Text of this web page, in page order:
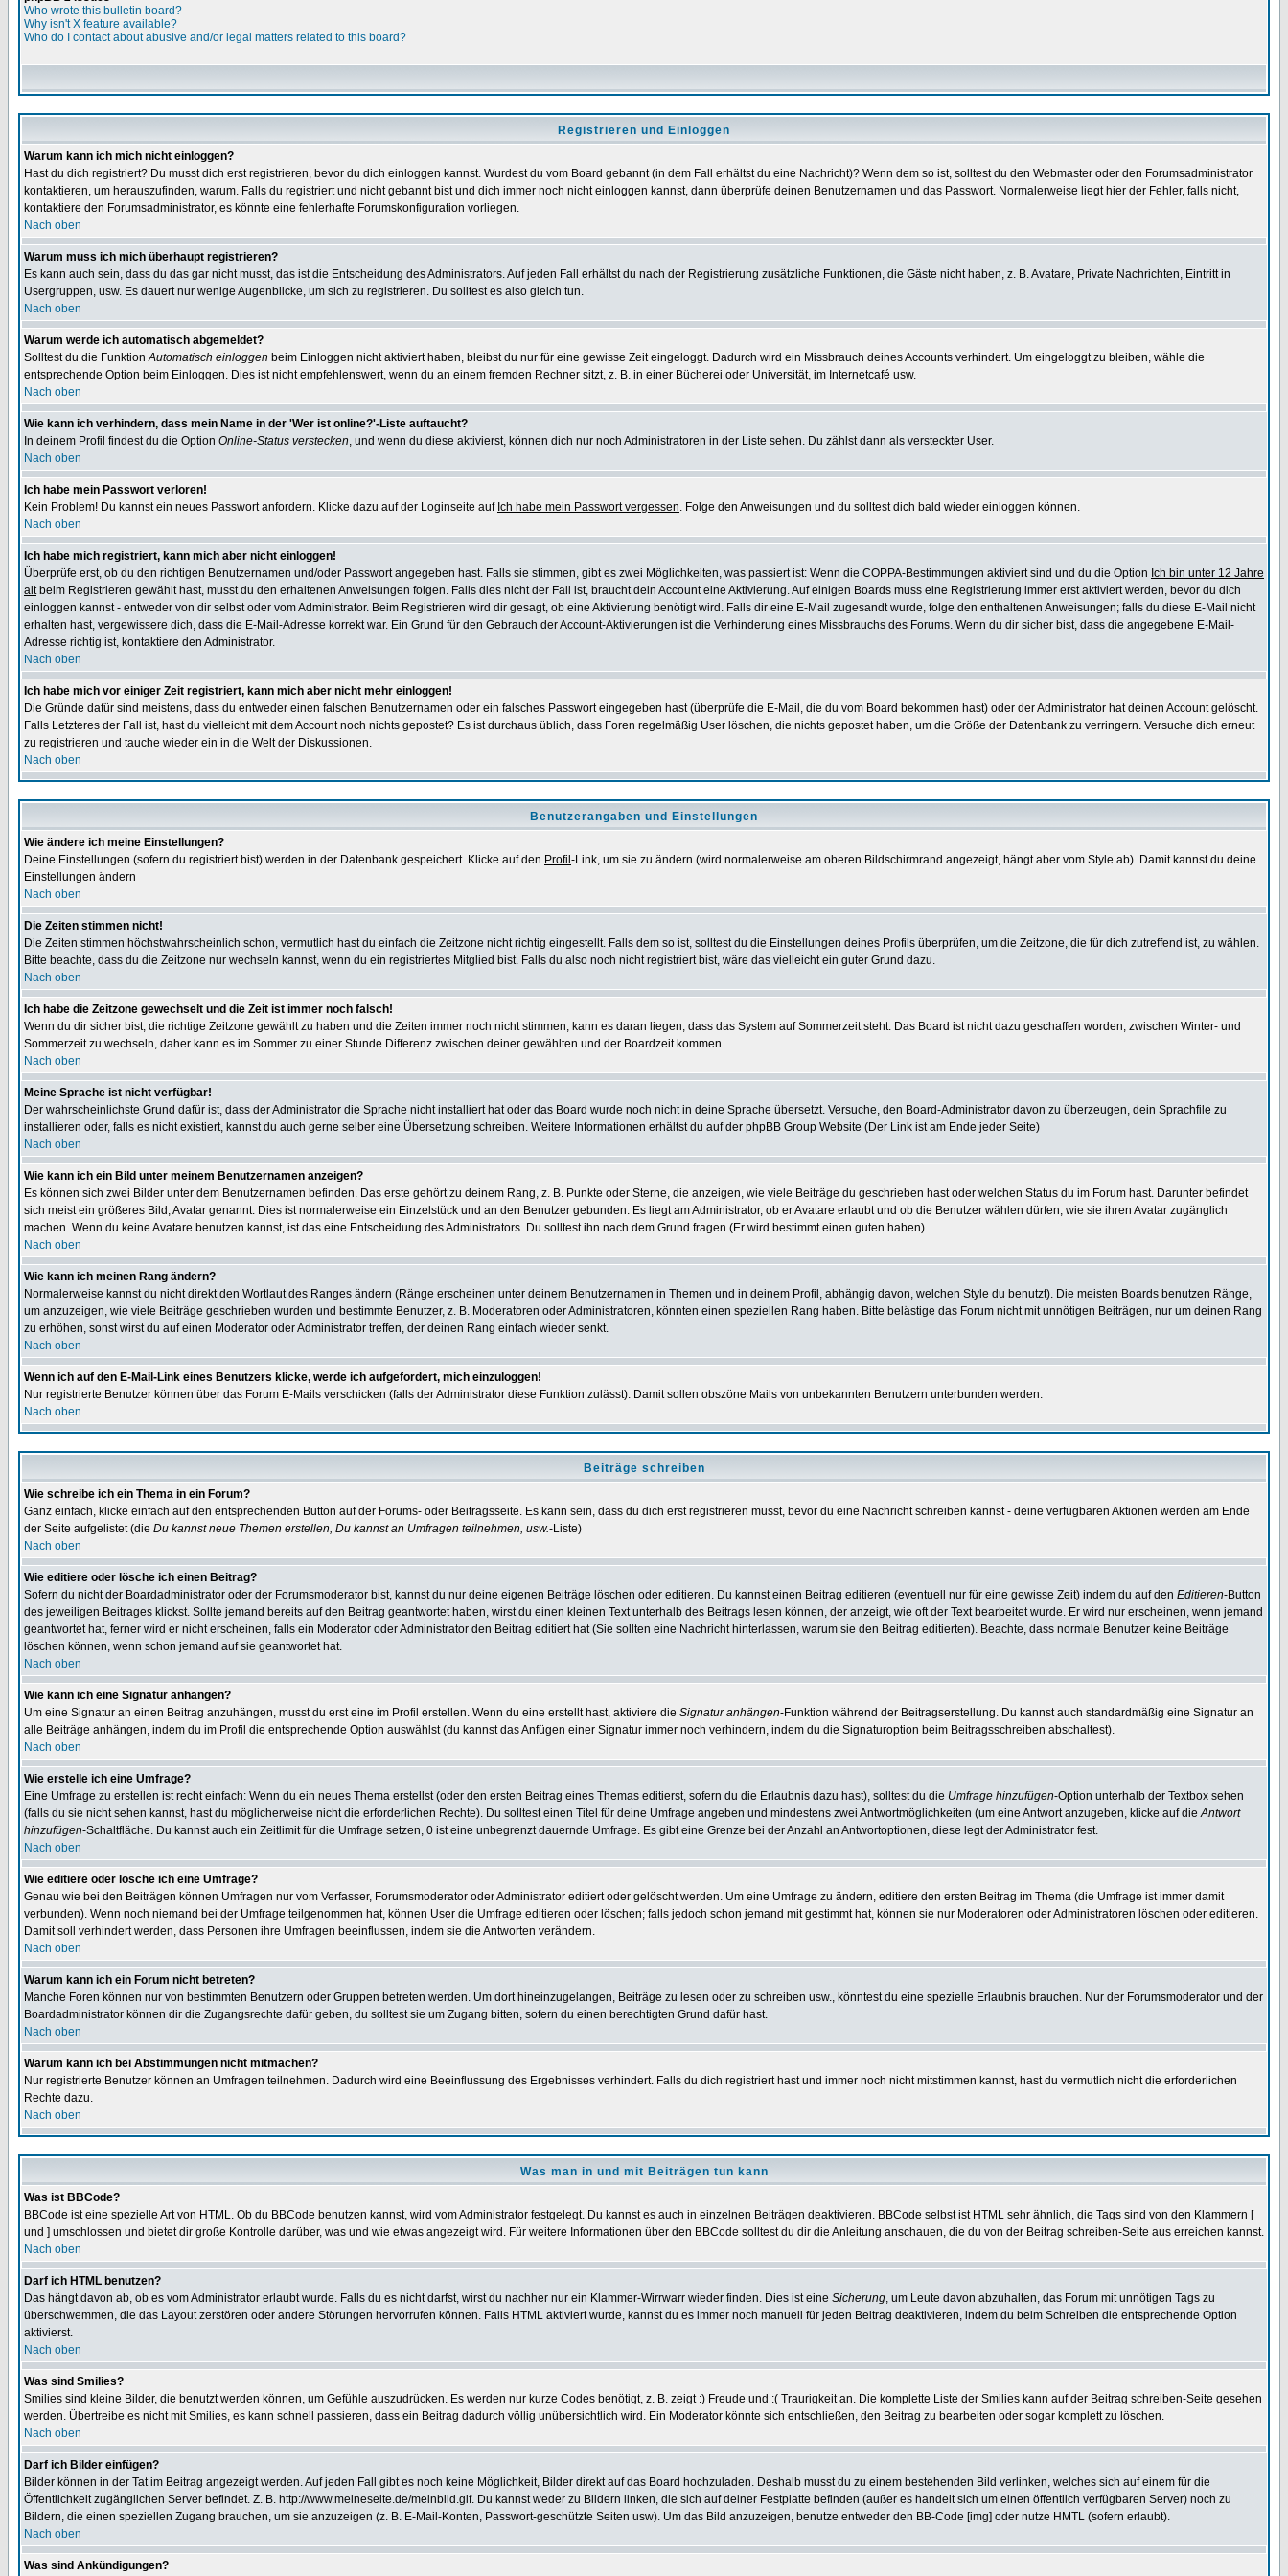
Who wrote this bulletin board?
Why isn't X feature available?
Who do I contact about abusive and/or legal matters related to this board?
Registrieren und Einloggen
Warum kann ich mich nicht einloggen?
Hast du dich registriert? Du musst dich erst registrieren, bevor du dich einloggen kannst. Wurdest du vom Board gebannt (in dem Fall erhältst du eine Nachricht)? Wenn dem so ist, solltest du den Webmaster oder den Forumsadministrator
kontaktieren, um herauszufinden, warum. Falls du registriert und nicht gebannt bist und dich immer noch nicht einloggen kannst, dann überprüfe deinen Benutzernamen und das Passwort. Normalerweise liegt hier der Fehler, falls nicht,
kontaktiere den Forumsadministrator, es könnte eine fehlerhafte Forumskonfiguration vorliegen.
Nach oben
Warum muss ich mich überhaupt registrieren?
Es kann auch sein, dass du das gar nicht musst, das ist die Entscheidung des Administrators. Auf jeden Fall erhältst du nach der Registrierung zusätzliche Funktionen, die Gäste nicht haben, z. B. Avatare, Private Nachrichten, Eintritt in
Usergruppen, usw. Es dauert nur wenige Augenblicke, um sich zu registrieren. Du solltest es also gleich tun.
Nach oben
Warum werde ich automatisch abgemeldet?
Solltest du die FunktionAutomatisch einloggen beim Einloggen nicht aktiviert haben, bleibst du nur für eine gewisse Zeit eingeloggt. Dadurch wird ein Missbrauch deines Accounts verhindert. Um eingeloggt zu bleiben, wähle die
entsprechende Option beim Einloggen. Dies ist nicht empfehlenswert, wenn du an einem fremden Rechner sitzt, z. B. in einer Bücherei oder Universität, im Internetcafé usw.
Nach oben
Wie kann ich verhindern, dass mein Name in der 'Wer ist online?'-Liste auftaucht?
In deinem Profil findest du die Option Online-Status verstecken, und wenn du diese aktivierst, können dich nur noch Administratoren in der Liste sehen. Du zählst dann als versteckter User.
Nach oben
Ich habe mein Passwort verloren!
Kein Problem! Du kannst ein neues Passwort anfordern. Klicke dazu auf der Loginseite auf Ich habe mein Passwort vergessen. Folge den Anweisungen und du solltest dich bald wieder einloggen können.
Nach oben
Ich habe mich registriert, kann mich aber nicht einloggen!
Überprüfe erst, ob du den richtigen Benutzernamen und/oder Passwort angegeben hast. Falls sie stimmen, gibt es zwei Möglichkeiten, was passiert ist: Wenn die COPPA-Bestimmungen aktiviert sind und du die Option Ich bin unter 12 Jahre
altbeim Registrieren gewählt hast, musst du den erhaltenen Anweisungen folgen. Falls dies nicht der Fall ist, braucht dein Account eine Aktivierung. Auf einigen Boards muss eine Registrierung immer erst aktiviert werden, bevor du dich
einloggen kannst - entweder von dir selbst oder vom Administrator. Beim Registrieren wird dir gesagt, ob eine Aktivierung benötigt wird. Falls dir eine E-Mail zugesandt wurde, folge den enthaltenen Anweisungen; falls du diese E-Mail nicht
erhalten hast, vergewissere dich, dass die E-Mail-Adresse korrekt war. Ein Grund für den Gebrauch der Account-Aktivierungen ist die Verhinderung eines Missbrauchs des Forums. Wenn du dir sicher bist, dass die angegebene E-Mail-
Adresse richtig ist, kontaktiere den Administrator.
Nach oben
Ich habe mich vor einiger Zeit registriert, kann mich aber nicht mehr einloggen!
Die Gründe dafür sind meistens, dass du entweder einen falschen Benutzernamen oder ein falsches Passwort eingegeben hast (überprüfe die E-Mail, die du vom Board bekommen hast) oder der Administrator hat deinen Account gelöscht.
Falls Letzteres der Fall ist, hast du vielleicht mit dem Account noch nichts gepostet? Es ist durchaus üblich, dass Foren regelmäßig User löschen, die nichts gepostet haben, um die Größe der Datenbank zu verringern. Versuche dich erneut
zu registrieren und tauche wieder ein in die Welt der Diskussionen.
Nach oben
Benutzerangaben und Einstellungen
Wie ändere ich meine Einstellungen?
Deine Einstellungen (sofern du registriert bist) werden in der Datenbank gespeichert. Klicke auf den Profil -Link, um sie zu ändern (wird normalerweise am oberen Bildschirmrand angezeigt, hängt aber vom Style ab). Damit kannst du deine
Einstellungen ändern
Nach oben
Die Zeiten stimmen nicht!
Die Zeiten stimmen höchstwahrscheinlich schon, vermutlich hast du einfach die Zeitzone nicht richtig eingestellt. Falls dem so ist, solltest du die Einstellungen deines Profils überprüfen, um die Zeitzone, die für dich zutreffend ist, zu wählen.
Bitte beachte, dass du die Zeitzone nur wechseln kannst, wenn du ein registriertes Mitglied bist. Falls du also noch nicht registriert bist, wäre das vielleicht ein guter Grund dazu.
Nach oben
Ich habe die Zeitzone gewechselt und die Zeit ist immer noch falsch!
Wenn du dir sicher bist, die richtige Zeitzone gewählt zu haben und die Zeiten immer noch nicht stimmen, kann es daran liegen, dass das System auf Sommerzeit steht. Das Board ist nicht dazu geschaffen worden, zwischen Winter- und
Sommerzeit zu wechseln, daher kann es im Sommer zu einer Stunde Differenz zwischen deiner gewählten und der Boardzeit kommen.
Nach oben
Meine Sprache ist nicht verfügbar!
Der wahrscheinlichste Grund dafür ist, dass der Administrator die Sprache nicht installiert hat oder das Board wurde noch nicht in deine Sprache übersetzt. Versuche, den Board-Administrator davon zu überzeugen, dein Sprachfile zu
installieren oder, falls es nicht existiert, kannst du auch gerne selber eine Übersetzung schreiben. Weitere Informationen erhältst du auf der phpBB Group Website (Der Link ist am Ende jeder Seite)
Nach oben
Wie kann ich ein Bild unter meinem Benutzernamen anzeigen?
Es können sich zwei Bilder unter dem Benutzernamen befinden. Das erste gehört zu deinem Rang, z. B. Punkte oder Sterne, die anzeigen, wie viele Beiträge du geschrieben hast oder welchen Status du im Forum hast. Darunter befindet
sich meist ein größeres Bild, Avatar genannt. Dies ist normalerweise ein Einzelstück und an den Benutzer gebunden. Es liegt am Administrator, ob er Avatare erlaubt und ob die Benutzer wählen dürfen, wie sie ihren Avatar zugänglich
machen. Wenn du keine Avatare benutzen kannst, ist das eine Entscheidung des Administrators. Du solltest ihn nach dem Grund fragen (Er wird bestimmt einen guten haben).
Nach oben
Wie kann ich meinen Rang ändern?
Normalerweise kannst du nicht direkt den Wortlaut des Ranges ändern (Ränge erscheinen unter deinem Benutzernamen in Themen und in deinem Profil, abhängig davon, welchen Style du benutzt). Die meisten Boards benutzen Ränge,
um anzuzeigen, wie viele Beiträge geschrieben wurden und bestimmte Benutzer, z. B. Moderatoren oder Administratoren, könnten einen speziellen Rang haben. Bitte belästige das Forum nicht mit unnötigen Beiträgen, nur um deinen Rang
zu erhöhen, sonst wirst du auf einen Moderator oder Administrator treffen, der deinen Rang einfach wieder senkt.
Nach oben
Wenn ich auf den E-Mail-Link eines Benutzers klicke, werde ich aufgefordert, mich einzuloggen!
Nur registrierte Benutzer können über das Forum E-Mails verschicken (falls der Administrator diese Funktion zulässt). Damit sollen obszöne Mails von unbekannten Benutzern unterbunden werden.
Nach oben
Beiträge schreiben
Wie schreibe ich ein Thema in ein Forum?
Ganz einfach, klicke einfach auf den entsprechenden Button auf der Forums- oder Beitragsseite. Es kann sein, dass du dich erst registrieren musst, bevor du eine Nachricht schreiben kannst - deine verfügbaren Aktionen werden am Ende
der Seite aufgelistet (die Du kannst neue Themen erstellen, Du kannst an Umfragen teilnehmen, usw.-Liste)
Nach oben
Wie editiere oder lösche ich einen Beitrag?
Sofern du nicht der Boardadministrator oder der Forumsmoderator bist, kannst du nur deine eigenen Beiträge löschen oder editieren. Du kannst einen Beitrag editieren (eventuell nur für eine gewisse Zeit) indem du auf den Editieren-Button
des jeweiligen Beitrages klickst. Sollte jemand bereits auf den Beitrag geantwortet haben, wirst du einen kleinen Text unterhalb des Beitrags lesen können, der anzeigt, wie oft der Text bearbeitet wurde. Er wird nur erscheinen, wenn jemand
geantwortet hat, ferner wird er nicht erscheinen, falls ein Moderator oder Administrator den Beitrag editiert hat (Sie sollten eine Nachricht hinterlassen, warum sie den Beitrag editierten). Beachte, dass normale Benutzer keine Beiträge
löschen können, wenn schon jemand auf sie geantwortet hat.
Nach oben
Wie kann ich eine Signatur anhängen?
Um eine Signatur an einen Beitrag anzuhängen, musst du erst eine im Profil erstellen. Wenn du eine erstellt hast, aktiviere die Signatur anhängen-Funktion während der Beitragserstellung. Du kannst auch standardmäßig eine Signatur an
alle Beiträge anhängen, indem du im Profil die entsprechende Option auswählst (du kannst das Anfügen einer Signatur immer noch verhindern, indem du die Signaturoption beim Beitragsschreiben abschaltest).
Nach oben
Wie erstelle ich eine Umfrage?
Eine Umfrage zu erstellen ist recht einfach: Wenn du ein neues Thema erstellst (oder den ersten Beitrag eines Themas editierst, sofern du die Erlaubnis dazu hast), solltest du die Umfrage hinzufügen-Option unterhalb der Textbox sehen
(falls du sie nicht sehen kannst, hast du möglicherweise nicht die erforderlichen Rechte). Du solltest einen Titel für deine Umfrage angeben und mindestens zwei Antwortmöglichkeiten (um eine Antwort anzugeben, klicke auf dieAntwort
hinzufügen-Schaltfläche. Du kannst auch ein Zeitlimit für die Umfrage setzen, 0 ist eine unbegrenzt dauernde Umfrage. Es gibt eine Grenze bei der Anzahl an Antwortoptionen, diese legt der Administrator fest.
Nach oben
Wie editiere oder lösche ich eine Umfrage?
Genau wie bei den Beiträgen können Umfragen nur vom Verfasser, Forumsmoderator oder Administrator editiert oder gelöscht werden. Um eine Umfrage zu ändern, editiere den ersten Beitrag im Thema (die Umfrage ist immer damit
verbunden). Wenn noch niemand bei der Umfrage teilgenommen hat, können User die Umfrage editieren oder löschen; falls jedoch schon jemand mit gestimmt hat, können sie nur Moderatoren oder Administratoren löschen oder editieren.
Damit soll verhindert werden, dass Personen ihre Umfragen beeinflussen, indem sie die Antworten verändern.
Nach oben
Warum kann ich ein Forum nicht betreten?
Manche Foren können nur von bestimmten Benutzern oder Gruppen betreten werden. Um dort hineinzugelangen, Beiträge zu lesen oder zu schreiben usw., könntest du eine spezielle Erlaubnis brauchen. Nur der Forumsmoderator und der
Boardadministrator können dir die Zugangsrechte dafür geben, du solltest sie um Zugang bitten, sofern du einen berechtigten Grund dafür hast.
Nach oben
Warum kann ich bei Abstimmungen nicht mitmachen?
Nur registrierte Benutzer können an Umfragen teilnehmen. Dadurch wird eine Beeinflussung des Ergebnisses verhindert. Falls du dich registriert hast und immer noch nicht mitstimmen kannst, hast du vermutlich nicht die erforderlichen
Rechte dazu.
Nach oben
Was man in und mit Beiträgen tun kann
Was ist BBCode?
BBCode ist eine spezielle Art von HTML. Ob du BBCode benutzen kannst, wird vom Administrator festgelegt. Du kannst es auch in einzelnen Beiträgen deaktivieren. BBCode selbst ist HTML sehr ähnlich, die Tags sind von den Klammern [
und ] umschlossen und bietet dir große Kontrolle darüber, was und wie etwas angezeigt wird. Für weitere Informationen über den BBCode solltest du dir die Anleitung anschauen, die du von der Beitrag schreiben-Seite aus erreichen kannst.
Nach oben
Darf ich HTML benutzen?
Das hängt davon ab, ob es vom Administrator erlaubt wurde. Falls du es nicht darfst, wirst du nachher nur ein Klammer-Wirrwarr wieder finden. Dies ist eine Sicherung, um Leute davon abzuhalten, das Forum mit unnötigen Tags zu
überschwemmen, die das Layout zerstören oder andere Störungen hervorrufen können. Falls HTML aktiviert wurde, kannst du es immer noch manuell für jeden Beitrag deaktivieren, indem du beim Schreiben die entsprechende Option
aktivierst.
Nach oben
Was sind Smilies?
Smilies sind kleine Bilder, die benutzt werden können, um Gefühle auszudrücken. Es werden nur kurze Codes benötigt, z. B. zeigt :) Freude und :( Traurigkeit an. Die komplette Liste der Smilies kann auf der Beitrag schreiben-Seite gesehen
werden. Übertreibe es nicht mit Smilies, es kann schnell passieren, dass ein Beitrag dadurch völlig unübersichtlich wird. Ein Moderator könnte sich entschließen, den Beitrag zu bearbeiten oder sogar komplett zu löschen.
Nach oben
Darf ich Bilder einfügen?
Bilder können in der Tat im Beitrag angezeigt werden. Auf jeden Fall gibt es noch keine Möglichkeit, Bilder direkt auf das Board hochzuladen. Deshalb musst du zu einem bestehenden Bild verlinken, welches sich auf einem für die
Öffentlichkeit zugänglichen Server befindet. Z. B. http://www.meineseite.de/meinbild.gif. Du kannst weder zu Bildern linken, die sich auf deiner Festplatte befinden (außer es handelt sich um einen öffentlich verfügbaren Server) noch zu
Bildern, die einen speziellen Zugang brauchen, um sie anzuzeigen (z. B. E-Mail-Konten, Passwort-geschützte Seiten usw). Um das Bild anzuzeigen, benutze entweder den BB-Code [img] oder nutze HMTL (sofern erlaubt).
Nach oben
Was sind Ankündigungen?